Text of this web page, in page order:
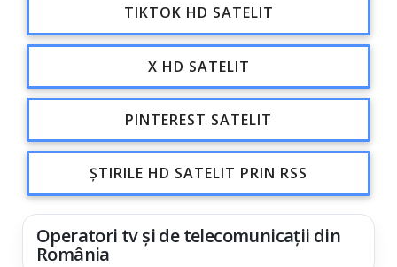
TIKTOK HD SATELIT
X HD SATELIT
PINTEREST SATELIT
ȘTIRILE HD SATELIT PRIN RSS
Operatori tv și de telecomunicații din
România